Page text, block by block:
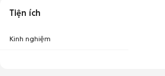
Tiện ích
Kinh nghiệm